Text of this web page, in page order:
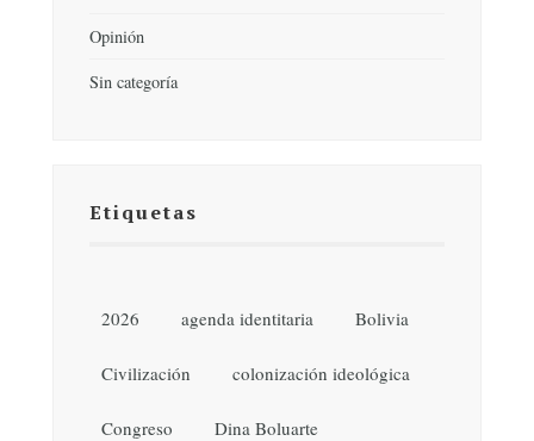
Opinión
Sin categoría
Etiquetas
2026 agenda identitaria Bolivia
Civilización colonización ideológica
Congreso Dina Boluarte